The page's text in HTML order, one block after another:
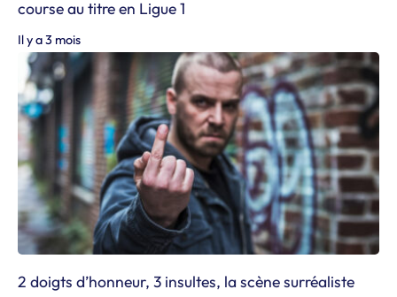
course au titre en Ligue 1
Il y a 3 mois
2 doigts d’honneur, 3 insultes, la scène surréaliste